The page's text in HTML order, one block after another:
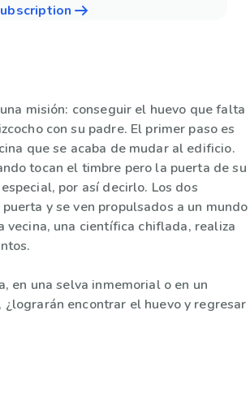
misión: conseguir el huevo que falta
con su padre. El primer paso es
que se acaba de mudar al edificio.
tocan el timbre pero la puerta de su
por así decirlo. Los dos
y se ven propulsados a un mundo
vecina, una científica chiflada, realiza
en una selva inmemorial o en un
¿lograrán encontrar el huevo y regresar